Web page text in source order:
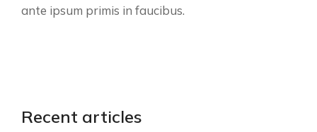
ante ipsum primis in faucibus.
Recent articles